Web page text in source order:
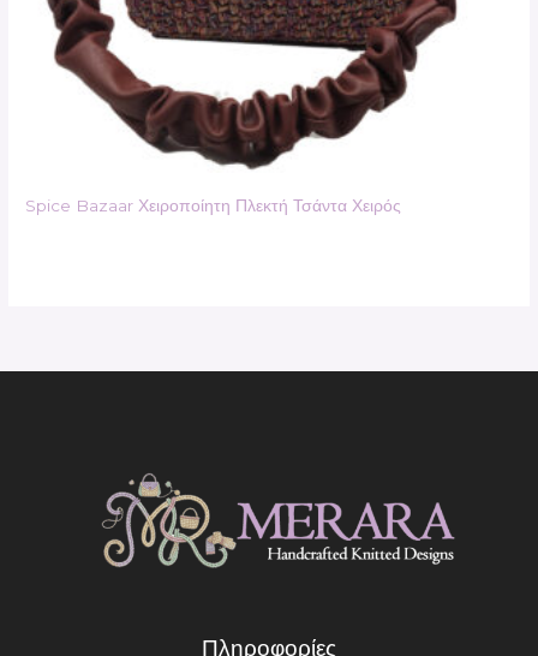
Spice Bazaar Χειροποίητη Πλεκτή Τσάντα Χειρός
Πληροφορίες